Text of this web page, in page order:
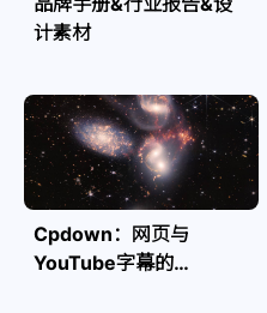
计素材
Cpdown：网页与
YouTube字幕的